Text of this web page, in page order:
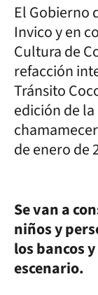
El Gobierno
Invico y en
Cultura de
refacción
Tránsito
edición de
de enero de
Se van a
niños y
los bancos
escenario.